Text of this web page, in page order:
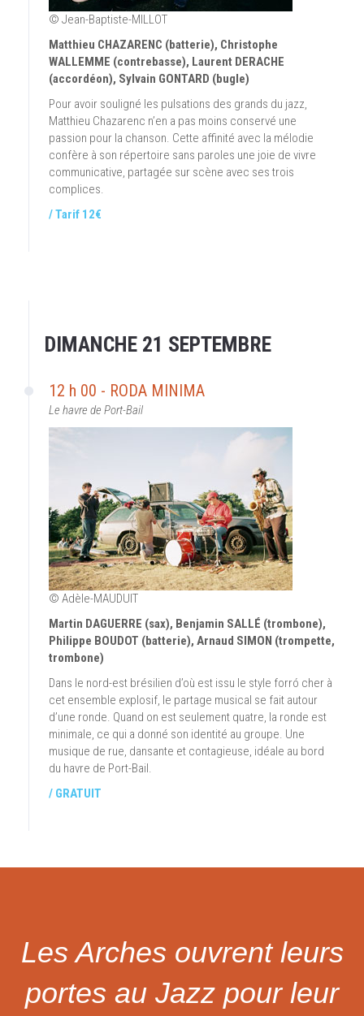
© Jean-Baptiste-MILLOT
Matthieu CHAZARENC (batterie), Christophe
WALLEMME (contrebasse), Laurent DERACHE
(accordéon), Sylvain GONTARD (bugle)
Pour avoir souligné les pulsations des grands du jazz,
Matthieu Chazarenc n’en a pas moins conservé une
passion pour la chanson. Cette affinité avec la mélodie
confère à son répertoire sans paroles une joie de vivre
communicative, partagée sur scène avec ses trois
complices.
/ Tarif 12€
DIMANCHE 21 SEPTEMBRE
12 h 00 - RODA MINIMA
Le havre de Port-Bail
© Adèle-MAUDUIT
Martin DAGUERRE (sax), Benjamin SALLÉ (trombone),
Philippe BOUDOT (batterie), Arnaud SIMON (trompette,
trombone)
Dans le nord-est brésilien d’où est issu le style forró cher à
cet ensemble explosif, le partage musical se fait autour
d’une ronde. Quand on est seulement quatre, la ronde est
minimale, ce qui a donné son identité au groupe. Une
musique de rue, dansante et contagieuse, idéale au bord
du havre de Port-Bail.
/ GRATUIT
Les Arches ouvrent leurs
portes au Jazz pour leur